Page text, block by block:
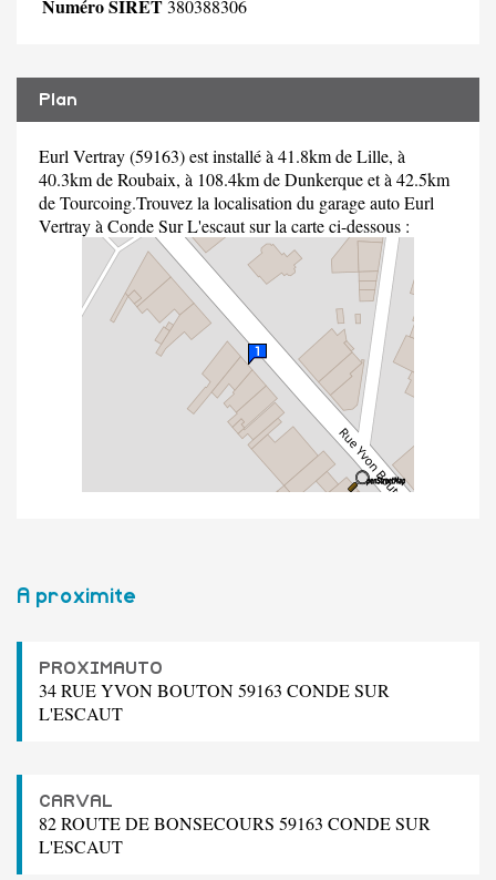
Numéro SIRET380388306
Plan
Eurl Vertray (59163) est installé à 41.8km de Lille, à
40.3km de Roubaix, à 108.4km de Dunkerque et à 42.5km
de Tourcoing.Trouvez la localisation du garage auto Eurl
Vertray à Conde Sur L'escaut sur la carte ci-dessous :
A proximite
PROXIMAUTO
34 RUE YVON BOUTON 59163 CONDE SUR
L'ESCAUT
CARVAL
82 ROUTE DE BONSECOURS 59163 CONDE SUR
L'ESCAUT